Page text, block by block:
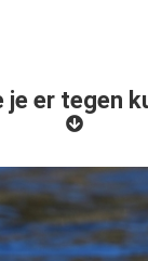
je er tegen